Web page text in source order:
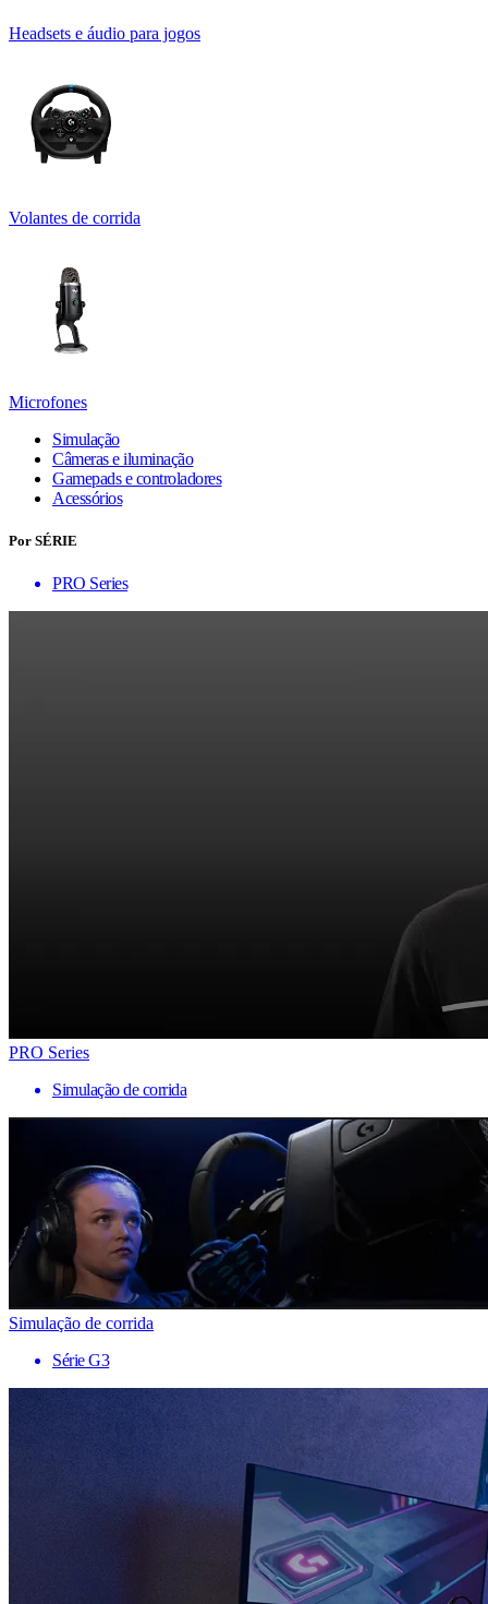
Headsets e áudio para jogos
Volantes de corrida
Microfones
Simulação
Câmeras e iluminação
Gamepads e controladores
Acessórios
Por SÉRIE
PRO Series
PRO Series
Simulação de corrida
Simulação de corrida
Série G3